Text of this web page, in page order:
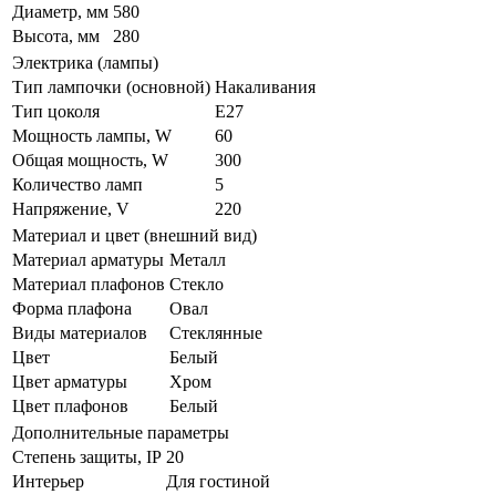
Диаметр, мм 580
Высота, мм
280
Электрика (лампы)
Тип лампочки (основной) Накаливания
Тип цоколя
E27
Мощность лампы, W
60
Общая мощность, W
300
Количество ламп
5
Напряжение, V
220
Материал и цвет (внешний вид)
Материал арматуры Металл
Материал плафонов Стекло
Форма плафона
Овал
Виды материалов
Стеклянные
Цвет
Белый
Цвет арматуры
Хром
Цвет плафонов
Белый
Дополнительные параметры
Степень защиты, IP 20
Интерьер
Для гостиной